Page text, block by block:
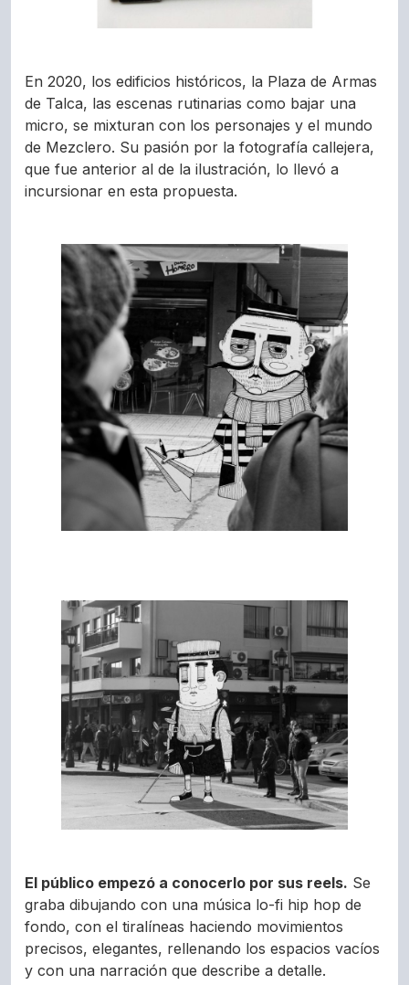
En 2020, los edificios históricos, la Plaza de Armas
de Talca, las escenas rutinarias como bajar una
micro, se mixturan con los personajes y el mundo
de Mezclero. Su pasión por la fotografía callejera,
que fue anterior al de la ilustración, lo llevó a
incursionar en esta propuesta.
El público empezó a conocerlo por sus reels. Se
graba dibujando con una música lo-fi hip hop de
fondo, con el tiralíneas haciendo movimientos
precisos, elegantes, rellenando los espacios vacíos
y con una narración que describe a detalle.